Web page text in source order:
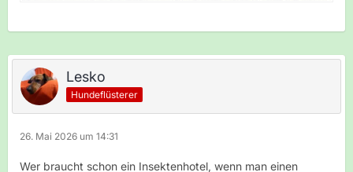
Lesko
Hundeflüsterer
26. Mai 2026 um 14:31
Wer braucht schon ein Insektenhotel, wenn man einen